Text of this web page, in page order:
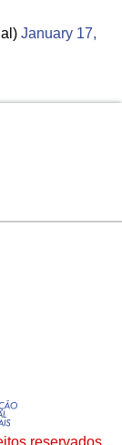
January 17,